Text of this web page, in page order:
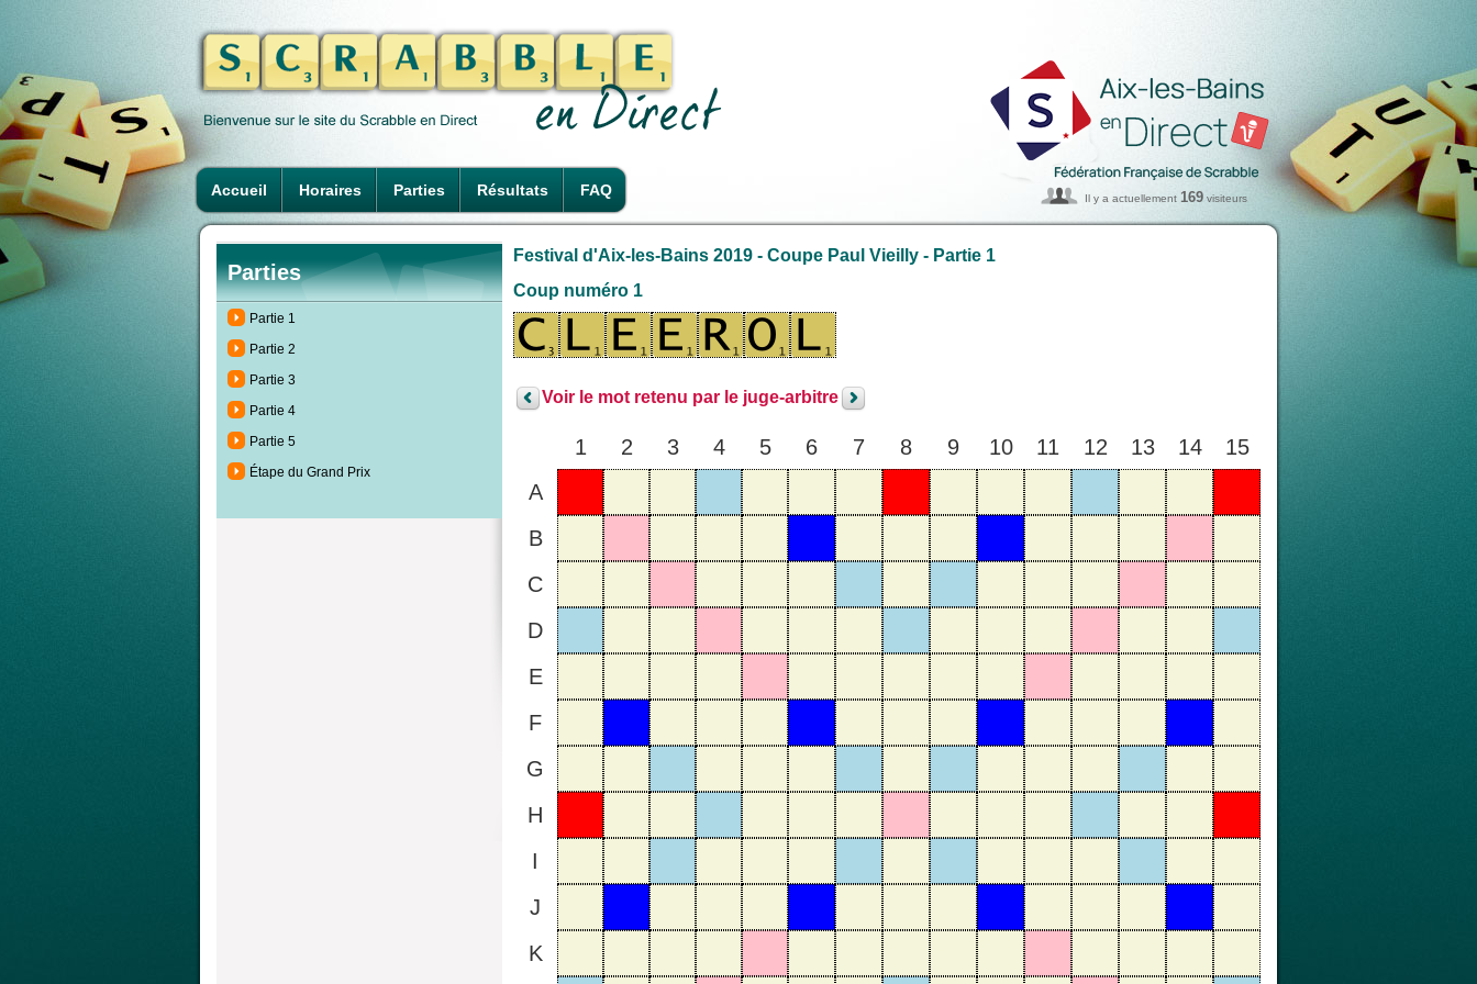
Accueil Horaires Parties Résultats FAQ Il y a actuellement 169 visiteurs
Parties
Partie 1
Partie 2
Partie 3
Partie 4
Partie 5
Étape du Grand Prix
Festival d'Aix-les-Bains 2019 - Coupe Paul Vieilly - Partie 1
Coup numéro 1
Voir le mot retenu par le juge-arbitre
1 2 3 4 5 6 7 8 9 10 11 12 13 14
15
A
B
C
D
E
F
G
H
I
J
K